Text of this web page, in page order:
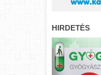
HIRDETÉS